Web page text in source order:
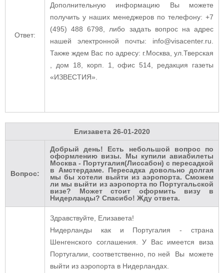
Ответ:
Дополнительную информацию Вы можете
получить у наших менеджеров по телефону: +7
(495) 488 6798, либо задать вопрос на адрес
нашей электронной почты: info@visacenter.ru.
Также ждем Вас по адресу: г.Москва, ул.Тверская
, дом 18, корп. 1, офис 514, редакция газеты
«ИЗВЕСТИЯ».
Елизавета 26-01-2020
Вопрос:
Добрый день! Есть небольшой вопрос по
оформлению визы. Мы купили авиабилеты
Москва - Португалия(Лиссабон) с пересадкой
в Амстердаме. Пересадка довольно долгая
мы бы хотели выйти из аэропорта. Сможем
ли мы выйти из аэропорта по Португальской
визе? Может стоит оформить визу в
Нидерланды? Спасибо! Жду ответа.
Здравствуйте, Елизавета!
Нидерланды как и Португалия - страна
Шенгенского соглашения. У Вас имеется виза
Португалии, соответственно, по ней Вы можете
выйти из аэропорта в Нидерландах.